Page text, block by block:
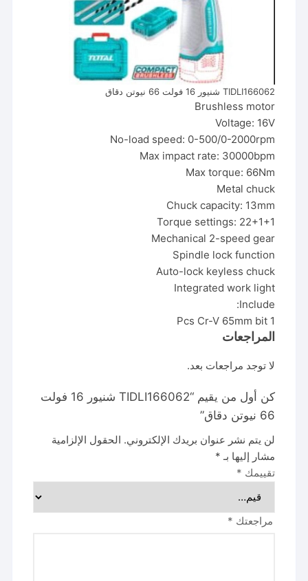
TIDLI166062 شنيور 16 فولت 66 نيوتن دقاق
Brushless motor
Voltage: 16V
No-load speed: 0-500/0-2000rpm
Max impact rate: 30000bpm
Max torque: 66Nm
Metal chuck
Chuck capacity: 13mm
Torque settings: 22+1+1
Mechanical 2-speed gear
Spindle lock function
Auto-lock keyless chuck
Integrated work light
Include:
1 Pcs Cr-V 65mm bit
المراجعات
لا توجد مراجعات بعد.
كن أول من يقيم “TIDLI166062 شنيور 16 فولت
66 نيوتن دقاق”
لن يتم نشر عنوان بريدك الإلكتروني. الحقول الإلزامية
مشار إليها بـ *
تقييمك *
مراجعتك *